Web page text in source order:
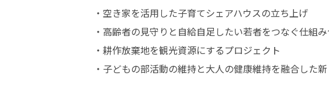
・空き家を活用した子育てシェアハウスの立ち上げ
・高齢者の見守りと自給自足したい若者をつなぐ仕組み
・耕作放棄地を観光資源にするプロジェクト
・子どもの部活動の維持と大人の健康維持を融合した